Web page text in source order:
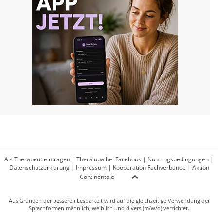
Als Therapeut eintragen | Theralupa bei Facebook | Nutzungsbedingungen |
Datenschutzerklärung| Impressum| Kooperation Fachverbände | Aktion
Continentale
Aus Gründen der besseren Lesbarkeit wird auf die gleichzeitige Verwendung der
Sprachformen männlich, weiblich und divers (m/w/d) verzichtet.